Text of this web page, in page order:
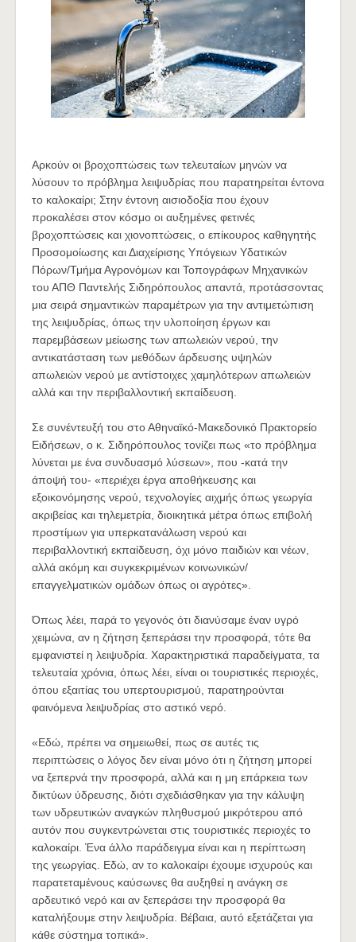
Αρκούν οι βροχοπτώσεις των τελευταίων μηνών να
λύσουν το πρόβλημα λειψυδρίας που παρατηρείται έντονα
το καλοκαίρι; Στην έντονη αισιοδοξία που έχουν
προκαλέσει στον κόσμο οι αυξημένες φετινές
βροχοπτώσεις και χιονοπτώσεις, ο επίκουρος καθηγητής
Προσομοίωσης και Διαχείρισης Υπόγειων Υδατικών
Πόρων/Τμήμα Αγρονόμων και Τοπογράφων Μηχανικών
του ΑΠΘ Παντελής Σιδηρόπουλος απαντά, προτάσσοντας
μια σειρά σημαντικών παραμέτρων για την αντιμετώπιση
της λειψυδρίας, όπως την υλοποίηση έργων και
παρεμβάσεων μείωσης των απωλειών νερού, την
αντικατάσταση των μεθόδων άρδευσης υψηλών
απωλειών νερού με αντίστοιχες χαμηλότερων απωλειών
αλλά και την περιβαλλοντική εκπαίδευση.
Σε συνέντευξή του στο Αθηναϊκό-Μακεδονικό Πρακτορείο
Ειδήσεων, ο κ. Σιδηρόπουλος τονίζει πως «το πρόβλημα
λύνεται με ένα συνδυασμό λύσεων», που -κατά την
άποψή του- «περιέχει έργα αποθήκευσης και
εξοικονόμησης νερού, τεχνολογίες αιχμής όπως γεωργία
ακριβείας και τηλεμετρία, διοικητικά μέτρα όπως επιβολή
προστίμων για υπερκατανάλωση νερού και
περιβαλλοντική εκπαίδευση, όχι μόνο παιδιών και νέων,
αλλά ακόμη και συγκεκριμένων κοινωνικών/
επαγγελματικών ομάδων όπως οι αγρότες».
Όπως λέει, παρά το γεγονός ότι διανύσαμε έναν υγρό
χειμώνα, αν η ζήτηση ξεπεράσει την προσφορά, τότε θα
εμφανιστεί η λειψυδρία. Χαρακτηριστικά παραδείγματα, τα
τελευταία χρόνια, όπως λέει, είναι οι τουριστικές περιοχές,
όπου εξαιτίας του υπερτουρισμού, παρατηρούνται
φαινόμενα λειψυδρίας στο αστικό νερό.
«Εδώ, πρέπει να σημειωθεί, πως σε αυτές τις
περιπτώσεις ο λόγος δεν είναι μόνο ότι η ζήτηση μπορεί
να ξεπερνά την προσφορά, αλλά και η μη επάρκεια των
δικτύων ύδρευσης, διότι σχεδιάσθηκαν για την κάλυψη
των υδρευτικών αναγκών πληθυσμού μικρότερου από
αυτόν που συγκεντρώνεται στις τουριστικές περιοχές το
καλοκαίρι. Ένα άλλο παράδειγμα είναι και η περίπτωση
της γεωργίας. Εδώ, αν το καλοκαίρι έχουμε ισχυρούς και
παρατεταμένους καύσωνες θα αυξηθεί η ανάγκη σε
αρδευτικό νερό και αν ξεπεράσει την προσφορά θα
καταλήξουμε στην λειψυδρία. Βέβαια, αυτό εξετάζεται για
κάθε σύστημα τοπικά».